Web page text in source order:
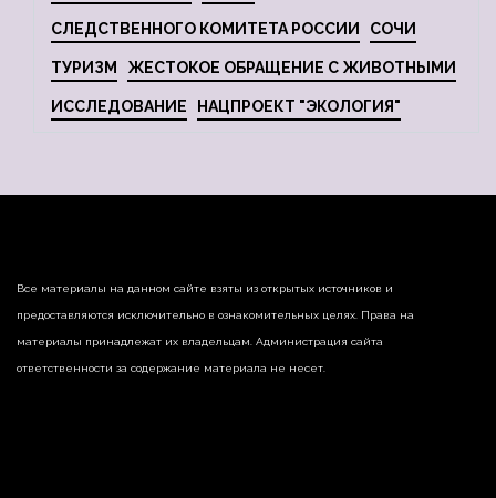
СЛЕДСТВЕННОГО КОМИТЕТА РОССИИ СОЧИ
ТУРИЗМ ЖЕСТОКОЕ ОБРАЩЕНИЕ С ЖИВОТНЫМИ
ИССЛЕДОВАНИЕ НАЦПРОЕКТ "ЭКОЛОГИЯ"
Все материалы на данном сайте взяты из открытых источников и
предоставляются исключительно в ознакомительных целях. Права на
материалы принадлежат их владельцам. Администрация сайта
ответственности за содержание материала не несет.